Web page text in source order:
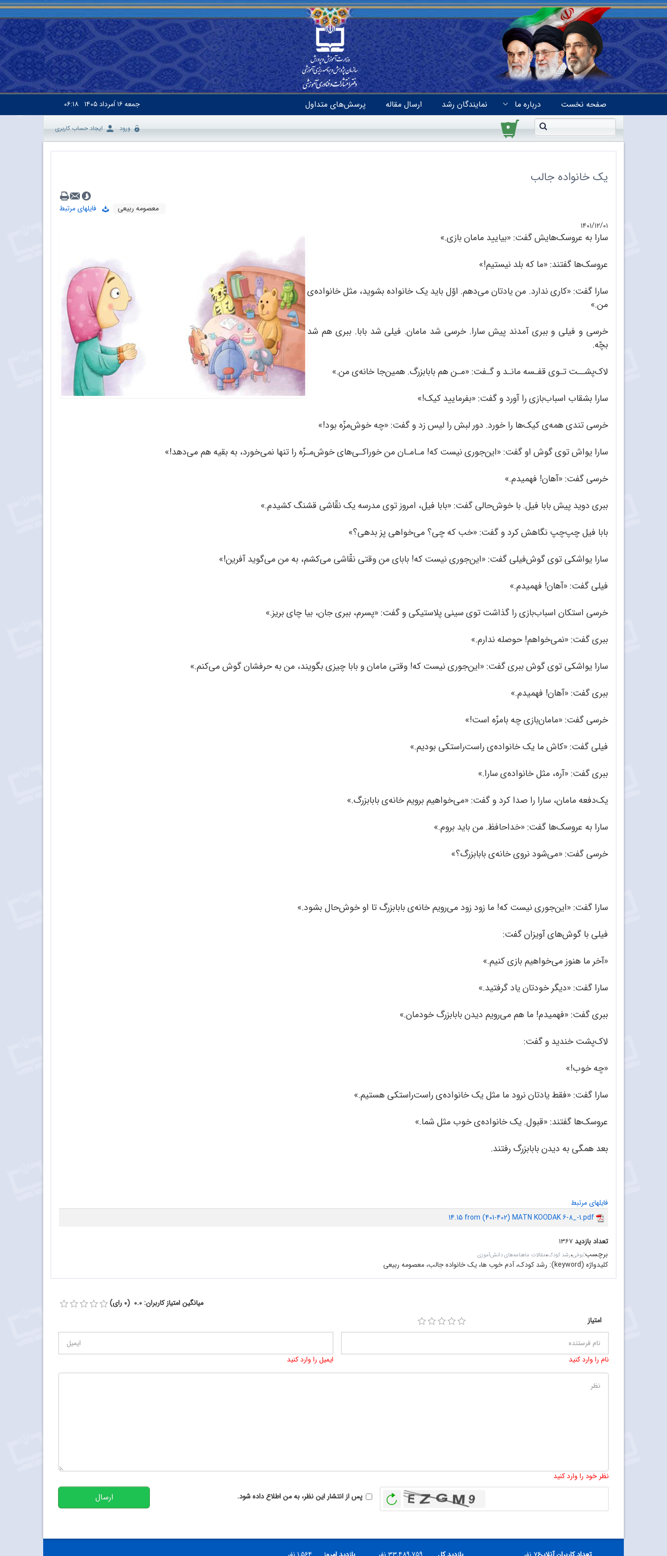
صفحه نخست درباره ما نمایندگان رشد ارسال مقاله پرسش‌های متداول جمعه۱۶ اَمرداد ۱۴۰۵ ۰۶:۱۸
۰ ورود ایجاد حساب کاربری
یک خانواده جالب
معصومه ربیعی
فایلهای مرتبط
۱۴۰۱/۱۲/۰۱
سارا به عروسک‌هایش گفت: «بیایید مامان بازی.»
عروسک‌ها گفتند: «ما که بلد نیستیم!»
سارا گفت: «کاری ندارد. من یادتان می‌دهم. اوّل باید یک خانواده بشوید، مثل خانواده‌ی
من.»
خرسی و فیلی و ببری آمدند پیش سارا. خرسی شد مامان. فیلی شد بابا. ببری هم شد
بچّه.
لاک‌پشــت تـوی قفـسه مانـد و گـفت: «مـن هم بابابزرگ. همین‌جا خانه‌ی من.»
سارا بشقاب اسباب‌بازی را آورد و گفت: «بفرمایید کیک!»
خرسی تندی همه‌‌ی کیک‌ها را خورد. دور لبش را لیس زد و گفت: «چه خوش‌مزّه بود!»
سارا یواش توی گوش او گفت: «این‌جوری نیست که! مـامـان من خوراکـی‌های خوش‌مـزّه را تنها نمی‌خورد، به بقیه هم می‌دهد!»
خرسی گفت: «آهان! فهمیدم.»
ببری دوید پیش بابا فیل. با خوش‌حالی گفت: «بابا فیل، امروز توی مدرسه یک نقّاشی قشنگ کشیدم.»
بابا فیل چپ‌چپ نگاهش کرد و گفت: «خب که چی؟ می‌خواهی پز بدهی؟»
سارا یواشکی توی گوش‌فیلی گفت: «این‌جوری نیست که! بابای من وقتی نقّاشی می‌کشم، به من می‌گوید آفرین!»
فیلی گفت: «آهان! فهمیدم.»
خرسی استکان اسباب‌بازی را گذاشت توی سینی پلاستیکی و گفت: «پسرم، ببری جان، بیا چای بریز.»
ببری گفت: «نمی‌خواهم! حوصله ندارم.»
سارا یواشکی توی گوش ببری گفت: «این‌جوری نیست که! وقتی مامان و بابا چیزی بگویند، من به حرفشان گوش می‌کنم.»
ببری گفت: «آهان! فهمیدم.»
خرسی گفت: «مامان‌بازی چه بامزّه است!»
فیلی گفت: «کاش ما یک خانواده‌ی راست‌راستکی بودیم.»
ببری گفت: «آره، مثل خانواده‌‌ی سارا.»
یک‌دفعه مامان، سارا را صدا کرد و گفت: «می‌خواهیم برویم خانه‌ی بابابزرگ.»
سارا به عروسک‌ها گفت: «خداحافظ. من باید بروم.»
خرسی گفت: «می‌شود نروی خانه‌‌ی بابابزرگ؟»
سارا گفت: «این‌جوری نیست که! ما زود زود می‌رویم خانه‌ی بابابزرگ تا او خوش‌حال بشود.»
فیلی با گوش‌های آویزان گفت:
«آخر ما هنوز می‌خواهیم بازی کنیم.»
سارا گفت: «دیگر خودتان یاد گرفتید.»
ببری گفت: «فهمیدم! ما هم می‌رویم دیدن بابابزرگ خودمان.»
لاک‌پشت خندید و گفت:
«چه خوب!»
سارا گفت: «فقط یادتان نرود ما مثل یک خانواده‌ی راست‌راستکی هستیم.»
عروسک‌ها گفتند: «قبول. یک خانواده‌ی خوب مثل شما.»
بعد همگی به دیدن بابابزرگ رفتند.
فایلهای مرتبط
14.15 from (401-402) MATN KOODAK 6-8_-1.pdf
تعداد بازدید۱۳۶۷
برچسب:بوفی،رشد کودک،مقالات ماهنامه‌های دانش‌آموزی
کلیدواژه (keyword): رشد کودک، آدم خوب ها، یک خانواده جالب، معصومه ربیعی
میانگین امتیاز کاربران: 0.0 (0 رای)
امتیاز
نام را وارد کنید ایمیل را وارد کنید
نظر خود را وارد کنید
بازخوانیپس از انتشار این نظر، به من اطلاع داده شود. ارسال